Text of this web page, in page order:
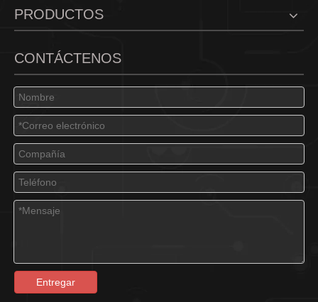
PRODUCTOS
CONTÁCTENOS
Entregar